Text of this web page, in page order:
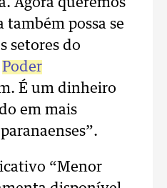
Agora queremos
também possa se
setores do
Poder
É um dinheiro
em mais
“Menor